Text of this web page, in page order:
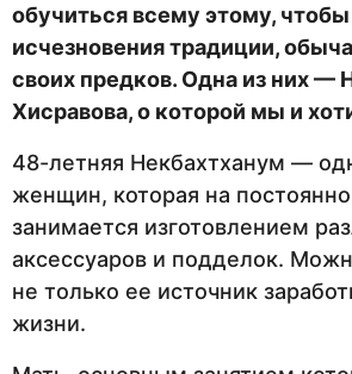
обучиться всему этому,
исчезновения традиции,
своих предков. Одна из них —
Хисравова, о которой мы и
48-летняя Некбахтханум —
женщин, которая на
занимается изготовлением
аксессуаров и подделок.
не только ее источник
жизни.